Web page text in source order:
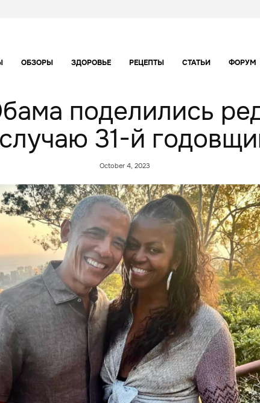
ОБЗОРЫ ЗДОРОВЬЕ РЕЦЕПТЫ СТАТЬИ ФОРУМ
поделились
31-й
October 4, 2023